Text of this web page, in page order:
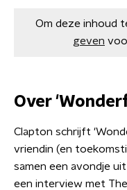
Om deze inhoud
geven
Over
Clapton schrijft
vriendin (en
samen een avondje
een interview met